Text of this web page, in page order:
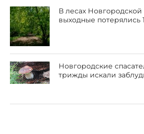
В лесах Новгородской
выходные потерялись
Новгородские
трижды искали